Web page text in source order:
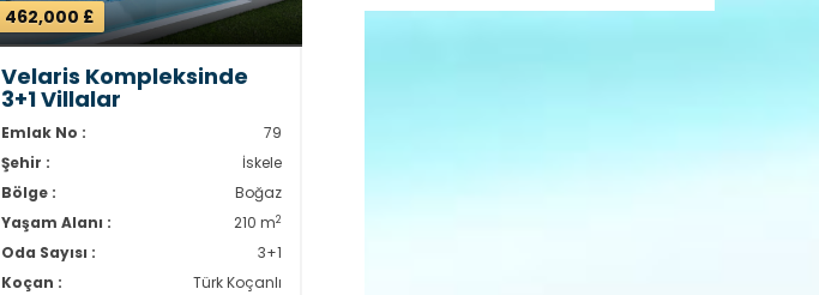
462,000 £
Velaris Kompleksinde
3+1 Villalar
Emlak No :
79
Şehir :
İskele
Bölge :
Boğaz
Yaşam Alanı :
210 m2
Oda Sayısı :
3+1
Koçan :
Türk Koçanlı